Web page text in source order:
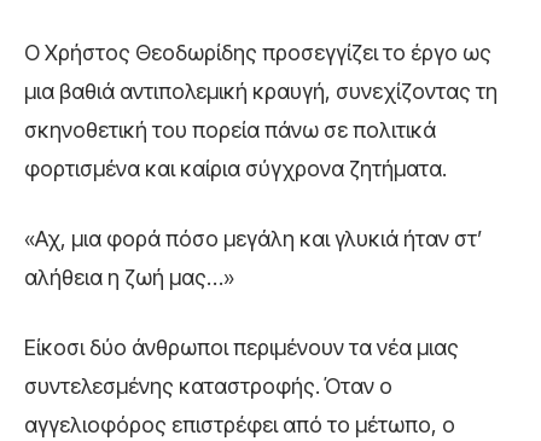
Ο Χρήστος Θεοδωρίδης προσεγγίζει το έργο ως
μια βαθιά αντιπολεμική κραυγή, συνεχίζοντας τη
σκηνοθετική του πορεία πάνω σε πολιτικά
φορτισμένα και καίρια σύγχρονα ζητήματα.
«Αχ, μια φορά πόσο μεγάλη και γλυκιά ήταν στ’
αλήθεια η ζωή μας…»
Είκοσι δύο άνθρωποι περιμένουν τα νέα μιας
συντελεσμένης καταστροφής. Όταν ο
αγγελιοφόρος επιστρέφει από το μέτωπο, ο